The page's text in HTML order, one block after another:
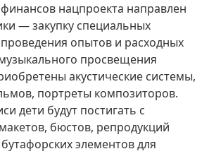
нацпроекта направлен
— закупку специальных
опытов и расходных
просвещения
акустические системы,
портреты композиторов.
дети будут постигать с
бюстов, репродукций
элементов для